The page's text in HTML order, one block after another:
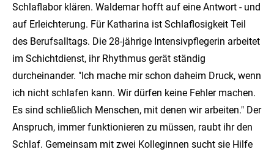
Schlaflabor klären. Waldemar hofft auf eine Antwort - und
auf Erleichterung. Für Katharina ist Schlaflosigkeit Teil
des Berufsalltags. Die 28-jährige Intensivpflegerin arbeitet
im Schichtdienst, ihr Rhythmus gerät ständig
durcheinander. "Ich mache mir schon daheim Druck, wenn
ich nicht schlafen kann. Wir dürfen keine Fehler machen.
Es sind schließlich Menschen, mit denen wir arbeiten." Der
Anspruch, immer funktionieren zu müssen, raubt ihr den
Schlaf. Gemeinsam mit zwei Kolleginnen sucht sie Hilfe